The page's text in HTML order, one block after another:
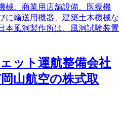
械、商業用店舗設備、医療機
に輸送用機器、建築土木機械な
本風洞製作所は、風洞試験装置
ット運航整備会社
山航空の株式取